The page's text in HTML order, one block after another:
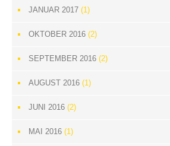
JANUAR 2017 (1)
OKTOBER 2016 (2)
SEPTEMBER 2016 (2)
AUGUST 2016 (1)
JUNI 2016 (2)
MAI 2016 (1)